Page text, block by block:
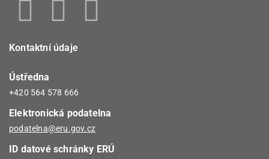
Kontaktní údaje
Ústředna
+420 564 578 666
Elektronická podatelna
podatelna@eru.gov.cz
ID datové schránky ERÚ